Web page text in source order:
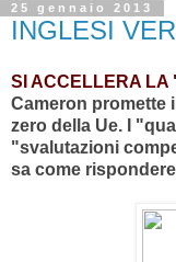
25 gennaio 2013
INGLESI
SI ACCELLERA LA
Cameron promette
zero della Ue. I
"svalutazioni
sa come